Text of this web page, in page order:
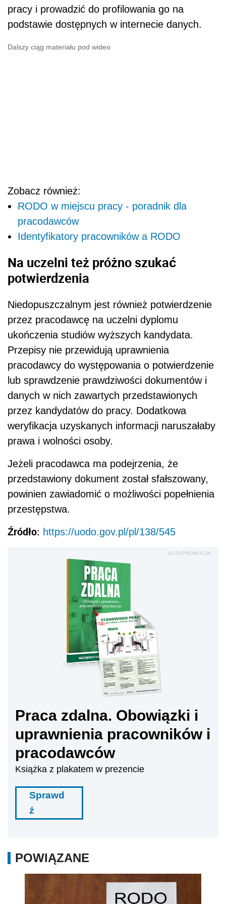
pracy i prowadzić do profilowania go na
podstawie dostępnych w internecie danych.
Dalszy ciąg materiału pod wideo
Zobacz również:
RODO w miejscu pracy - poradnik dla
pracodawców
Identyfikatory pracowników a RODO
Na uczelni też próżno szukać
potwierdzenia
Niedopuszczalnym jest również potwierdzenie
przez pracodawcę na uczelni dyplomu
ukończenia studiów wyższych kandydata.
Przepisy nie przewidują uprawnienia
pracodawcy do występowania o potwierdzenie
lub sprawdzenie prawdziwości dokumentów i
danych w nich zawartych przedstawionych
przez kandydatów do pracy. Dodatkowa
weryfikacja uzyskanych informacji naruszałaby
prawa i wolności osoby.
Jeżeli pracodawca ma podejrzenia, że
przedstawiony dokument został sfałszowany,
powinien zawiadomić o możliwości popełnienia
przestępstwa.
Źródło: https://uodo.gov.pl/pl/138/545
AUTOPROMOCJA
Praca zdalna. Obowiązki i
uprawnienia pracowników i
pracodawców
Książka z plakatem w prezencie
Sprawd
ź
POWIĄZANE